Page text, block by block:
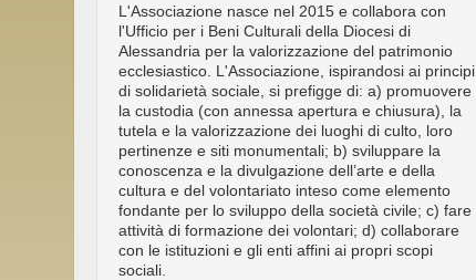
L'Associazione nasce nel 2015 e collabora con
l'Ufficio per i Beni Culturali della Diocesi di
Alessandria per la valorizzazione del patrimonio
ecclesiastico. L'Associazione, ispirandosi ai principi
di solidarietà sociale, si prefigge di: a) promuovere
la custodia (con annessa apertura e chiusura), la
tutela e la valorizzazione dei luoghi di culto, loro
pertinenze e siti monumentali; b) sviluppare la
conoscenza e la divulgazione dell’arte e della
cultura e del volontariato inteso come elemento
fondante per lo sviluppo della società civile; c) fare
attività di formazione dei volontari; d) collaborare
con le istituzioni e gli enti affini ai propri scopi
sociali.